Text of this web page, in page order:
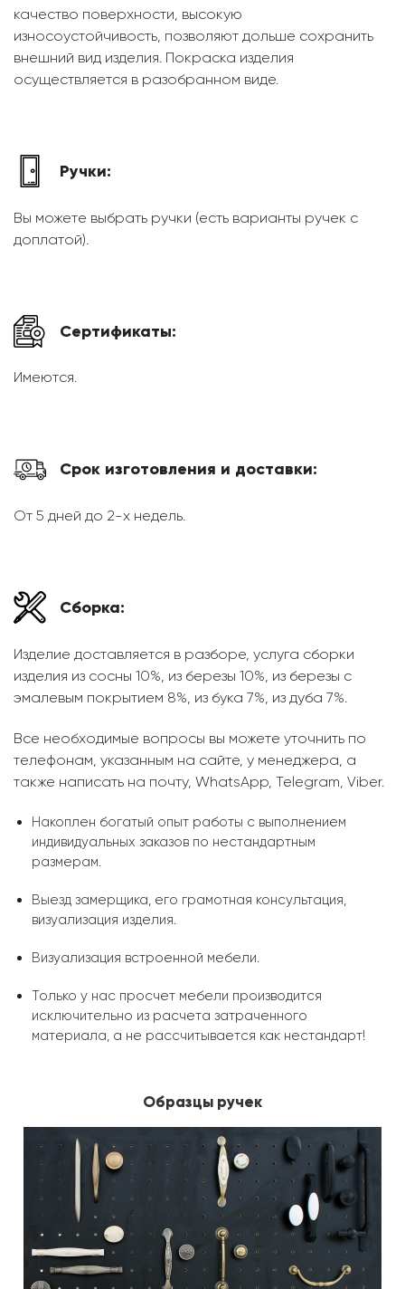
качество поверхности, высокую
износоустойчивость, позволяют дольше сохранить
внешний вид изделия. Покраска изделия
осуществляется в разобранном виде.
Ручки:
Вы можете выбрать ручки (есть варианты ручек с
доплатой).
Сертификаты:
Имеются.
Срок изготовления и доставки:
От 5 дней до 2-х недель.
Сборка:
Изделие доставляется в разборе, услуга сборки
изделия из сосны 10%, из березы 10%, из березы с
эмалевым покрытием 8%, из бука 7%, из дуба 7%.
Все необходимые вопросы вы можете уточнить по
телефонам, указанным на сайте, у менеджера, а
также написать на почту, WhatsApp, Telegram, Viber.
Накоплен богатый опыт работы с выполнением
индивидуальных заказов по нестандартным
размерам.
Выезд замерщика, его грамотная консультация,
визуализация изделия.
Визуализация встроенной мебели.
Только у нас просчет мебели производится
исключительно из расчета затраченного
материала, а не рассчитывается как нестандарт!
Образцы ручек